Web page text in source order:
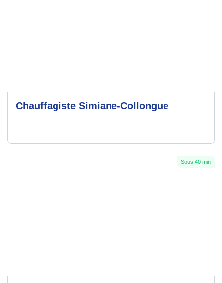
Chauffagiste Simiane-Collongue
Sous 40 min